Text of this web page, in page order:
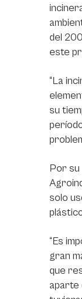
del
este
“La
su
Por su
solo
“Es
gran
que
aparte